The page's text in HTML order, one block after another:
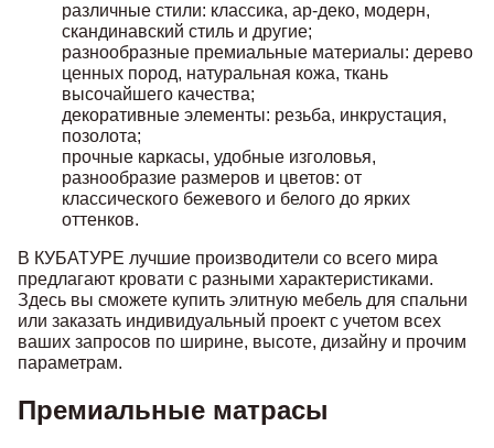
различные стили: классика, ар-деко, модерн,
скандинавский стиль и другие;
разнообразные премиальные материалы: дерево
ценных пород, натуральная кожа, ткань
высочайшего качества;
декоративные элементы: резьба, инкрустация,
позолота;
прочные каркасы, удобные изголовья,
разнообразие размеров и цветов: от
классического бежевого и белого до ярких
оттенков.
В КУБАТУРЕ лучшие производители со всего мира
предлагают кровати с разными характеристиками.
Здесь вы сможете купить элитную мебель для спальни
или заказать индивидуальный проект с учетом всех
ваших запросов по ширине, высоте, дизайну и прочим
параметрам.
Премиальные матрасы